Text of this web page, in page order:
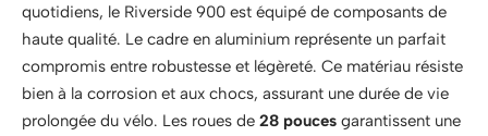
quotidiens, le Riverside 900 est équipé de composants de
haute qualité. Le cadre en aluminium représente un parfait
compromis entre robustesse et légèreté. Ce matériau résiste
bien à la corrosion et aux chocs, assurant une durée de vie
prolongée du vélo. Les roues de 28 pouces garantissent une